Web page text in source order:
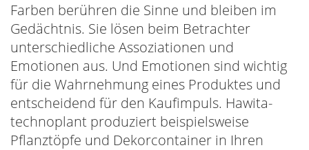
Farben berühren die Sinne und bleiben im
Gedächtnis. Sie lösen beim Betrachter
unterschiedliche Assoziationen und
Emotionen aus. Und Emotionen sind wichtig
für die Wahrnehmung eines Produktes und
entscheidend für den Kaufimpuls. Hawita-
technoplant produziert beispielsweise
Pflanztöpfe und Dekorcontainer in Ihren